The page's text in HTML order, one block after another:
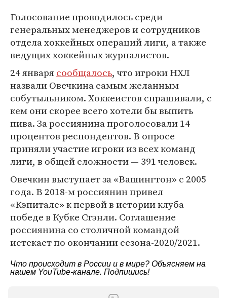
Голосование проводилось среди
генеральных менеджеров и сотрудников
отдела хоккейных операций лиги, а также
ведущих хоккейных журналистов.
24 январясообщалось, что игроки НХЛ
назвали Овечкина самым желанным
собутыльником. Хоккеистов спрашивали, с
кем они скорее всего хотели бы выпить
пива. За россиянина проголосовали 14
процентов респондентов. В опросе
приняли участие игроки из всех команд
лиги, в общей сложности — 391 человек.
Овечкин выступает за «Вашингтон» с 2005
года. В 2018-м россиянин привел
«Кэпиталс» к первой в истории клуба
победе в Кубке Стэнли. Соглашение
россиянина со столичной командой
истекает по окончании сезона-2020/2021.
Что происходит в России и в мире? Объясняем на
нашем YouTube-канале. Подпишись!